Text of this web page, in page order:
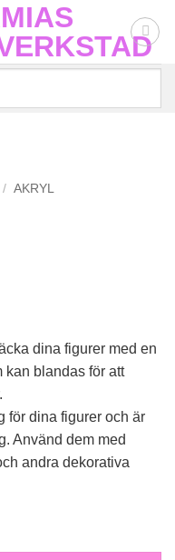
/ AKRYL
dina figurer med en
kan blandas för att
för dina figurer och är
Använd dem med
andra dekorativa